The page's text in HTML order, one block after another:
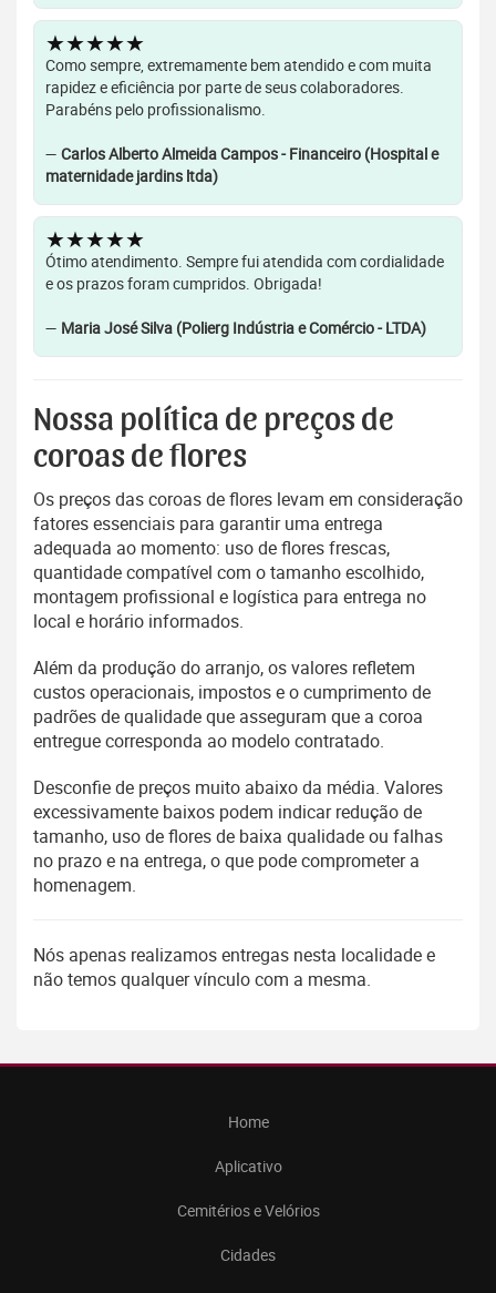
★★★★★
Como sempre, extremamente bem atendido e com muita
rapidez e eficiência por parte de seus colaboradores.
Parabéns pelo profissionalismo.
— Carlos Alberto Almeida Campos - Financeiro (Hospital e
maternidade jardins ltda)
★★★★★
Ótimo atendimento. Sempre fui atendida com cordialidade
e os prazos foram cumpridos. Obrigada!
— Maria José Silva (Polierg Indústria e Comércio - LTDA)
Nossa política de preços de
coroas de flores
Os preços das coroas de flores levam em consideração
fatores essenciais para garantir uma entrega
adequada ao momento: uso de flores frescas,
quantidade compatível com o tamanho escolhido,
montagem profissional e logística para entrega no
local e horário informados.
Além da produção do arranjo, os valores refletem
custos operacionais, impostos e o cumprimento de
padrões de qualidade que asseguram que a coroa
entregue corresponda ao modelo contratado.
Desconfie de preços muito abaixo da média. Valores
excessivamente baixos podem indicar redução de
tamanho, uso de flores de baixa qualidade ou falhas
no prazo e na entrega, o que pode comprometer a
homenagem.
Nós apenas realizamos entregas nesta localidade e
não temos qualquer vínculo com a mesma.
Home
Aplicativo
Cemitérios e Velórios
Cidades